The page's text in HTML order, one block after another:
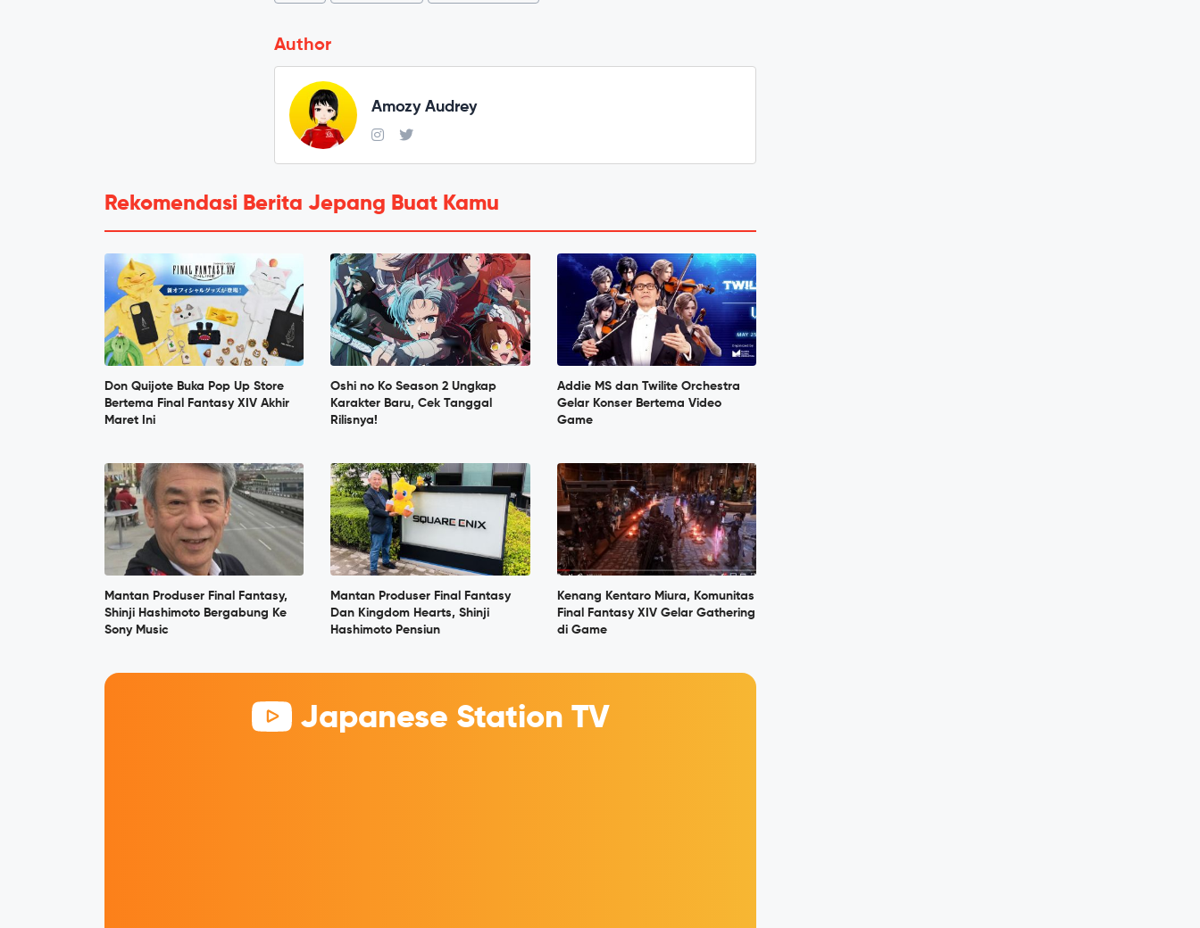
Author
Amozy Audrey
Rekomendasi Berita Jepang Buat Kamu
Don Quijote Buka Pop Up Store
Bertema Final Fantasy XIV Akhir
Maret Ini
Oshi no Ko Season 2 Ungkap
Karakter Baru, Cek Tanggal
Rilisnya!
Addie MS dan Twilite Orchestra
Gelar Konser Bertema Video
Game
Mantan Produser Final Fantasy,
Shinji Hashimoto Bergabung Ke
Sony Music
Mantan Produser Final Fantasy
Dan Kingdom Hearts, Shinji
Hashimoto Pensiun
Kenang Kentaro Miura, Komunitas
Final Fantasy XIV Gelar Gathering
di Game
Japanese Station TV